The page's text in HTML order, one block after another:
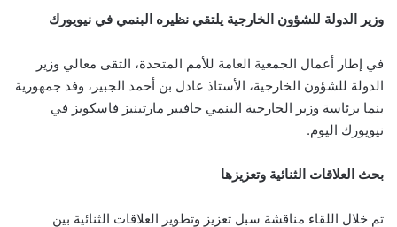
وزير الدولة للشؤون الخارجية يلتقي نظيره البنمي في نيويورك
في إطار أعمال الجمعية العامة للأمم المتحدة، التقى معالي وزير
الدولة للشؤون الخارجية، الأستاذ عادل بن أحمد الجبير، وفد جمهورية
بنما برئاسة وزير الخارجية البنمي خافيير مارتينيز فاسكويز في
نيويورك اليوم.
بحث العلاقات الثنائية وتعزيزها
تم خلال اللقاء مناقشة سبل تعزيز وتطوير العلاقات الثنائية بين